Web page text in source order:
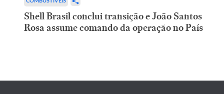
Shell Brasil conclui transição e João Santos
Rosa assume comando da operação no País